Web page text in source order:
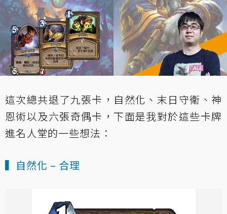
這次總共退了九張卡，自然化、末日守衛、神
恩術以及六張奇偶卡，下面是我對於這些卡牌
進名人堂的一些想法：
▍自然化 – 合理